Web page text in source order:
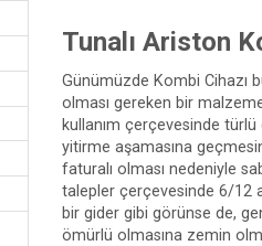
Tunalı Ariston
Günümüzde Kombi Cihazı
olması gereken bir
kullanım çerçevesinde
yitirme aşamasına
faturalı olması nedeniyle
talepler çerçevesinde 6/12
bir gider gibi görünse de,
ömürlü olmasına zemin